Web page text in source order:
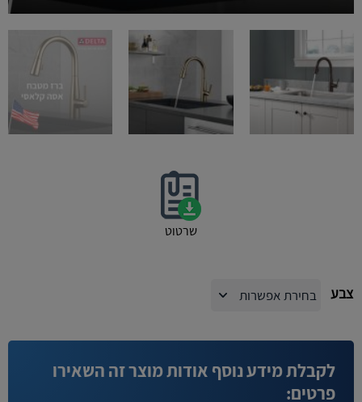
צבע
לקבלת מידע נוסף אודות מוצר זה השאירו
פרטים:
שרטוט